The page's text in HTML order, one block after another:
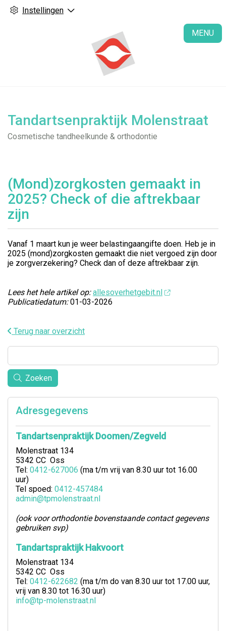
Instellingen
MENU
Tandartsenpraktijk Molenstraat
Cosmetische tandheelkunde & orthodontie
(Mond)zorgkosten gemaakt in
2025? Check of die aftrekbaar
zijn
Vanaf 1 maart kun je weer belastingaangifte doen. Heb je in
2025 (mond)zorgkosten gemaakt die niet vergoed zijn door
je zorgverzekering? Check dan of deze aftrekbaar zijn.
Lees het hele artikel op: allesoverhetgebit.nl
Publicatiedatum:01-03-2026
Terug naar overzicht
Zoeken
Adresgegevens
Tandartsenpraktijk Doomen/Zegveld
Molenstraat 134
5342 CC Oss
Tel: 0412-627006 (ma t/m vrij van 8.30 uur tot 16.00
uur)
Tel spoed: 0412-457484
admin@tpmolenstraat.nl
(ook voor orthodontie bovenstaande contact gegevens
gebruiken svp)
Tandartspraktijk Hakvoort
Molenstraat 134
5342 CC Oss
Tel: 0412-622682 (ma t/m do van 8.30 uur tot 17.00 uur,
vrij van 8.30 tot 16.30 uur)
info@tp-molenstraat.nl